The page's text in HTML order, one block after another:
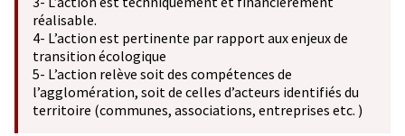
réalisable.
4- L’action est pertinente par rapport aux enjeux de
transition écologique
5- L’action relève soit des compétences de
l’agglomération, soit de celles d’acteurs identifiés du
territoire (communes, associations, entreprises etc. )